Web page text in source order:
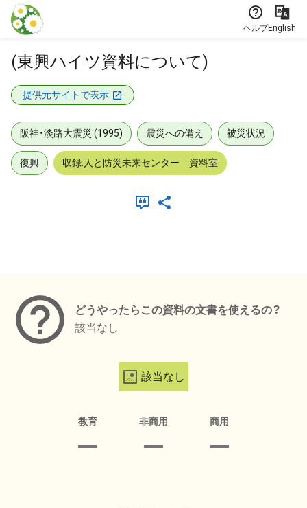
本文に飛ぶ
ヘルプEnglish
(東興ハイツ資料について)
提供元サイトで表示
阪神・淡路大震災 (1995) 震災への備え 被災状況
復興 収録:人と防災未来センター 資料室
どうやったらこの資料の文書を使えるの？
該当なし
該当なし
教育 非商用 商用